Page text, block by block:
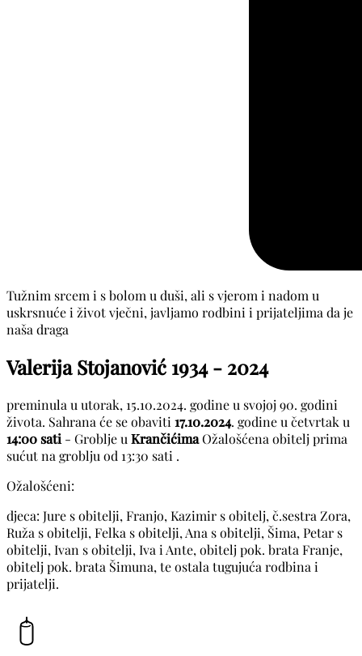
Tužnim srcem i s bolom u duši, ali s vjerom i nadom u
uskrsnuće i život vječni, javljamo rodbini i prijateljima da je
naša draga
Valerija Stojanović 1934 - 2024
preminula u utorak, 15.10.2024. godine u svojoj 90. godini
života. Sahrana će se obaviti 17.10.2024. godine u četvrtak u
14:00 sati - Groblje u KrančićimaOžalošćena obitelj prima
sućut na groblju od 13:30 sati .
Ožalošćeni:
djeca: Jure s obitelji, Franjo, Kazimir s obitelj, č.sestra Zora,
Ruža s obitelji, Felka s obitelji, Ana s obitelji, Šima, Petar s
obitelji, Ivan s obitelji, Iva i Ante, obitelj pok. brata Franje,
obitelj pok. brata Šimuna, te ostala tugujuća rodbina i
prijatelji.